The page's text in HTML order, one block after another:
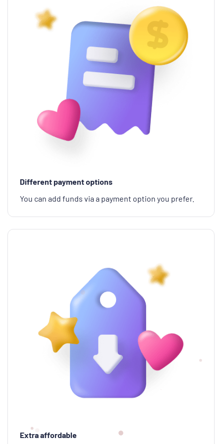
Different payment options
You can add funds via a payment option you prefer.
Extra affordable